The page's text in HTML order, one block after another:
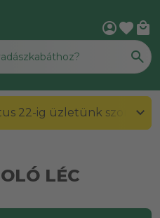
account_circlefavorite local_mall
22-ig üzletünk
LÉC